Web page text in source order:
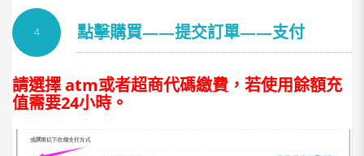
4 點擊購買——提交訂單——支付
請選擇 atm或者超商代碼繳費，若使用餘額充
值需要24小時。